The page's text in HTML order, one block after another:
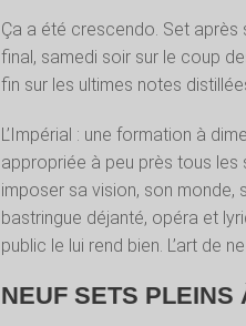
Ça a été crescendo. Set après
final, samedi soir sur le coup
fin sur les ultimes notes
L’Impérial : une formation à
appropriée à peu près tous les
imposer sa vision, son monde,
bastringue déjanté, opéra et
public le lui rend bien. L’art de
NEUF SETS PLEINS